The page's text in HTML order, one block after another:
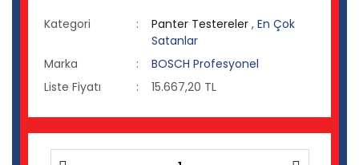
Kategori Panter Testereler , En Çok
Satanlar
Marka
BOSCH Profesyonel
Liste Fiyatı
15.667,20 TL